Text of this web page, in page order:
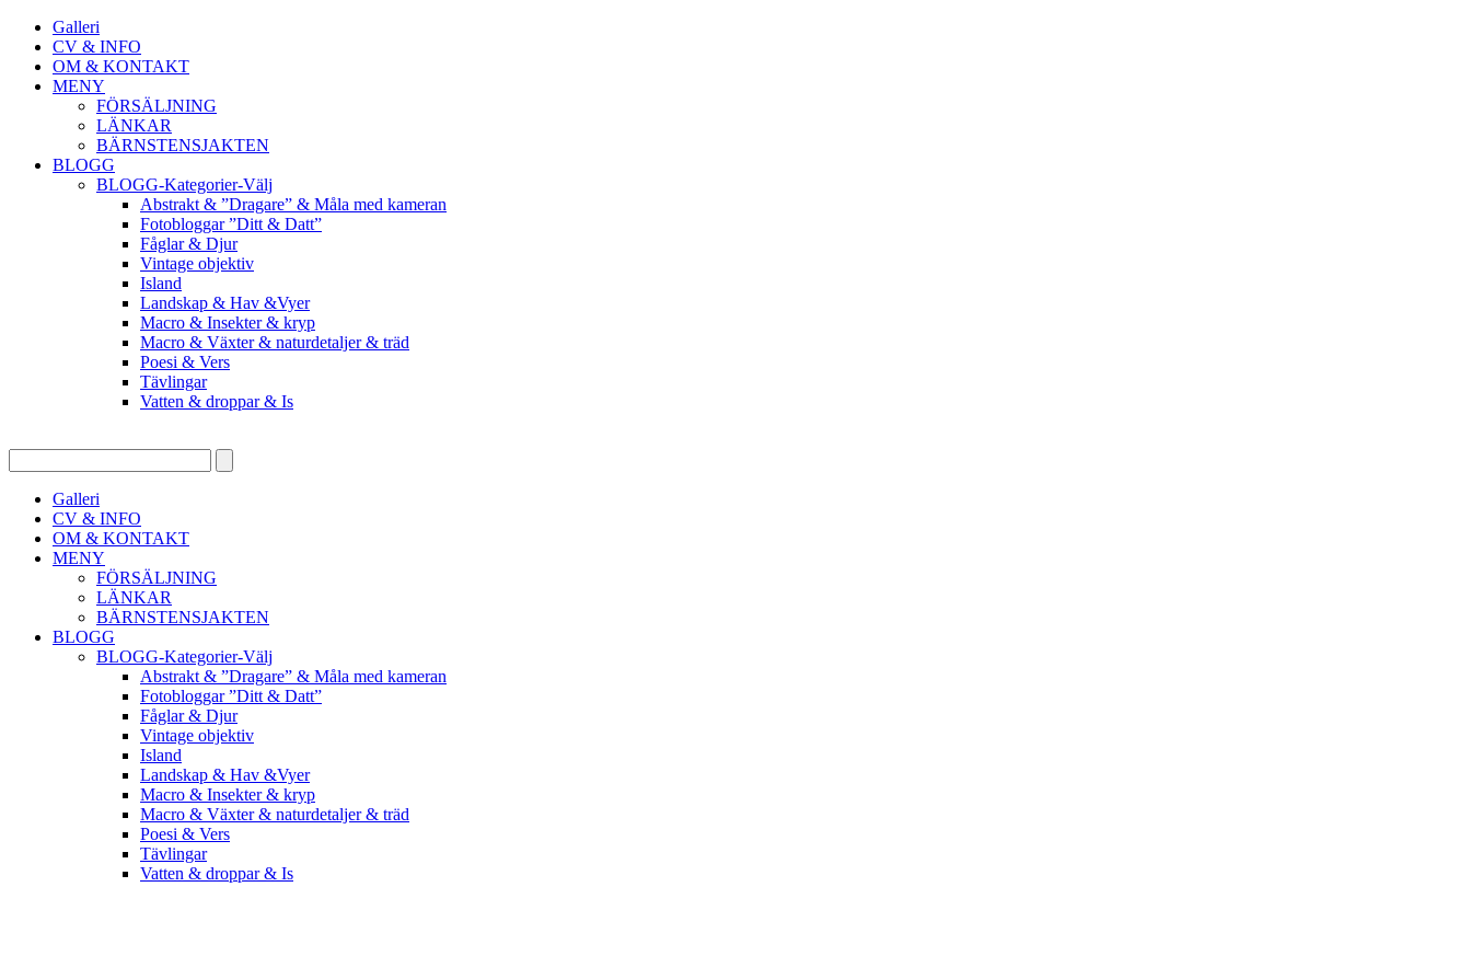
Galleri
CV & INFO
OM & KONTAKT
MENY
FÖRSÄLJNING
LÄNKAR
BÄRNSTENSJAKTEN
BLOGG
BLOGG-Kategorier-Välj
Abstrakt & ”Dragare” & Måla med kameran
Fotobloggar ”Ditt & Datt”
Fåglar & Djur
Vintage objektiv
Island
Landskap & Hav &Vyer
Macro & Insekter & kryp
Macro & Växter & naturdetaljer & träd
Poesi & Vers
Tävlingar
Vatten & droppar & Is
Galleri
CV & INFO
OM & KONTAKT
MENY
FÖRSÄLJNING
LÄNKAR
BÄRNSTENSJAKTEN
BLOGG
BLOGG-Kategorier-Välj
Abstrakt & ”Dragare” & Måla med kameran
Fotobloggar ”Ditt & Datt”
Fåglar & Djur
Vintage objektiv
Island
Landskap & Hav &Vyer
Macro & Insekter & kryp
Macro & Växter & naturdetaljer & träd
Poesi & Vers
Tävlingar
Vatten & droppar & Is